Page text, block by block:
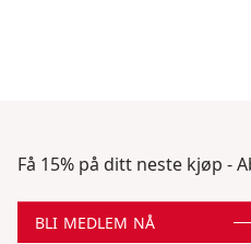
Få 15% på ditt neste kjøp -
BLI MEDLEM NÅ